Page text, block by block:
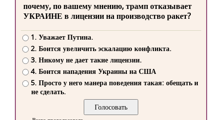
почему, по вашему мнению, трамп отказывает
УКРАИНЕ в лицензии на производство ракет?
1. Уважает Путина.
2. Боится увеличить эскалацию конфликта.
3. Никому не дает такие лицензии.
4. Боится нападения Украины на США
5. Просто у него манера поведения такая: обещать и
не сделать.